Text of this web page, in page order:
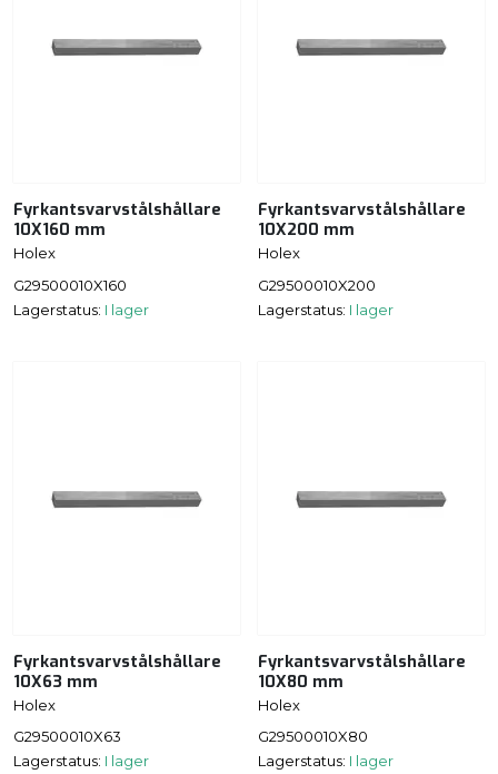
Fyrkantsvarvstålshållare
10X160 mm
Holex
G29500010X160
Lagerstatus: I lager
Fyrkantsvarvstålshållare
10X200 mm
Holex
G29500010X200
Lagerstatus: I lager
Fyrkantsvarvstålshållare
10X63 mm
Holex
G29500010X63
Lagerstatus: I lager
Fyrkantsvarvstålshållare
10X80 mm
Holex
G29500010X80
Lagerstatus: I lager